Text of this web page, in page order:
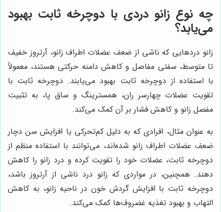
چه نوع زانو دردی با دوچرخه ثابت بهبود
می‌یابد؟
زانو دردهایی که ناشی از ضعف عضلات اطراف زانو، آرتروز خفیف
تا متوسط، سفتی مفاصل و کاهش دامنه حرکتی هستند، معمولاً
با استفاده از دوچرخه ثابت بهبود می‌یابند. دوچرخه ثابت با
تقویت عضلات چهارسر ران، همسترینگ و ساق پا، به تثبیت
مفصل زانو و کاهش فشار بر آن کمک می‌کند.
به عنوان مثال، افرادی که به دلیل کم‌تحرکی یا افزایش سن دچار
ضعف عضلات اطراف زانو شده‌اند، می‌توانند با استفاده منظم از
دوچرخه ثابت، عضلات خود را تقویت کرده و درد زانو را کاهش
دهند. همچنین، در مواردی که زانو درد ناشی از آرتروز باشد،
دوچرخه ثابت با افزایش گردش خون در ناحیه زانو، به کاهش
التهاب و بهبود تغذیه غضروف‌ها کمک می‌کند.